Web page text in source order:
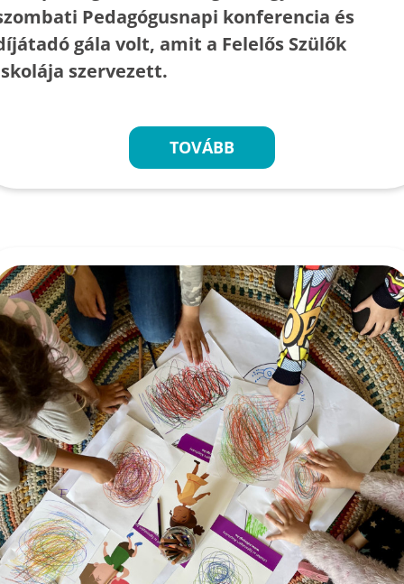
Pedagógusnapi konferencia és
gála volt, amit a Felelős Szülők
szervezett.
TOVÁBB